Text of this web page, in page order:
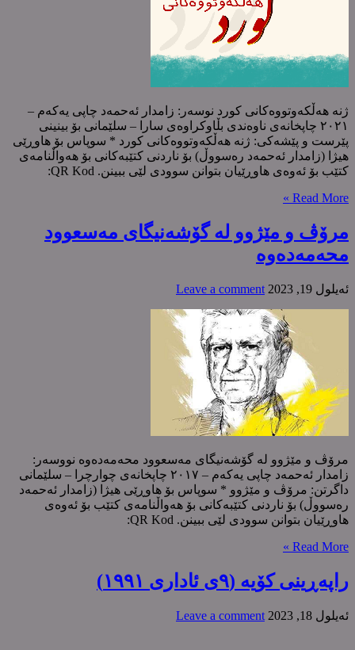
ژنە هەڵكەوتووەكانی كورد نوسەر: زامدار ئەحمەد چاپی یەکەم –
٢٠٢١ چاپخانەی ناوەندی بڵاوکراوەی سارا – سلێمانی بۆ بینینی
پێرست و پێشەکی: ژنە هەڵكەوتووەكانی كورد * سوپاس بۆ هاوڕێی
هیژا (زامدار ئەحمەد رەسووڵ) بۆ ناردنی کتێبەکانی بۆ هەواڵنامەی
کتێب بۆ ئەوەی هاوڕێیان بتوانن سوودی لێی ببینن. QR Kod:
Read More »
مرۆڤ و مێژوو لە گۆشەنیگای مەسعوود
محەمەدەوە
ئه‌یلول 19, 2023 Leave a comment
مرۆڤ و مێژوو لە گۆشەنیگای مەسعوود محەمەدەوە نووسەر:
زامدار ئەحمەد چاپی یەکەم – ٢٠١٧ چاپخانەی چوارچرا – سلێمانی
داگرتن: مرۆڤ و مێژوو * سوپاس بۆ هاوڕێی هیژا (زامدار ئەحمەد
رەسووڵ) بۆ ناردنی کتێبەکانی بۆ هەواڵنامەی کتێب بۆ ئەوەی
هاوڕێیان بتوانن سوودی لێی ببینن. QR Kod:
Read More »
راپەڕینی کۆیە (٩ی ئاداری ١٩٩١)
ئه‌یلول 18, 2023 Leave a comment